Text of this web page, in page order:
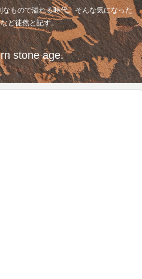
もので溢れる時代。そんな気になった
ど徒然と記す。
stone age.